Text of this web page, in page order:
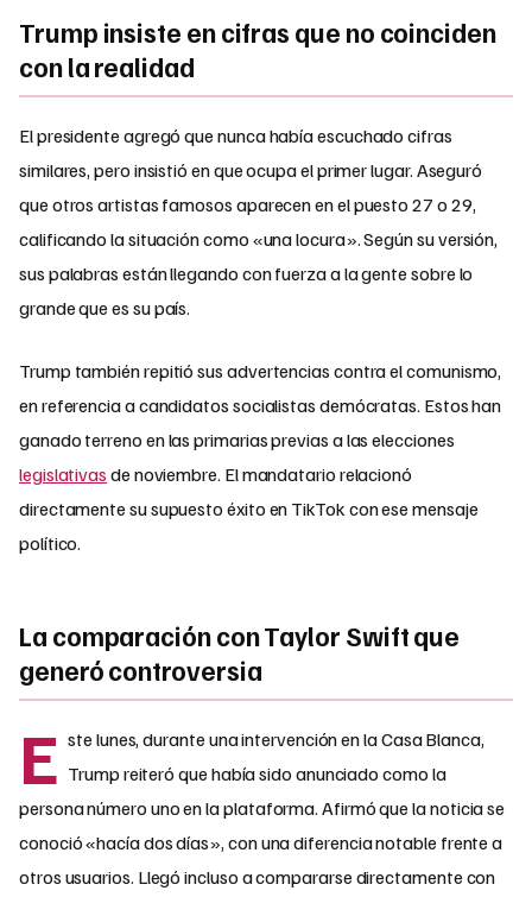
Trump insiste en cifras que no coinciden
con la realidad
El presidente agregó que nunca había escuchado cifras
similares, pero insistió en que ocupa el primer lugar. Aseguró
que otros artistas famosos aparecen en el puesto 27 o 29,
calificando la situación como «una locura». Según su versión,
sus palabras están llegando con fuerza a la gente sobre lo
grande que es su país.
Trump también repitió sus advertencias contra el comunismo,
en referencia a candidatos socialistas demócratas. Estos han
ganado terreno en las primarias previas a las elecciones
legislativas de noviembre. El mandatario relacionó
directamente su supuesto éxito en TikTok con ese mensaje
político.
La comparación con Taylor Swift que
generó controversia
E ste lunes, durante una intervención en la Casa Blanca,
Trump reiteró que había sido anunciado como la
persona número uno en la plataforma. Afirmó que la noticia se
conoció «hacía dos días», con una diferencia notable frente a
otros usuarios. Llegó incluso a compararse directamente con